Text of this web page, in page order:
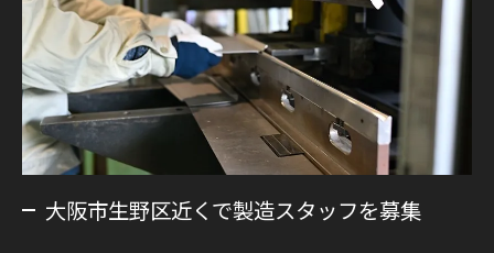
大阪市生野区近くで製造スタッフを募集